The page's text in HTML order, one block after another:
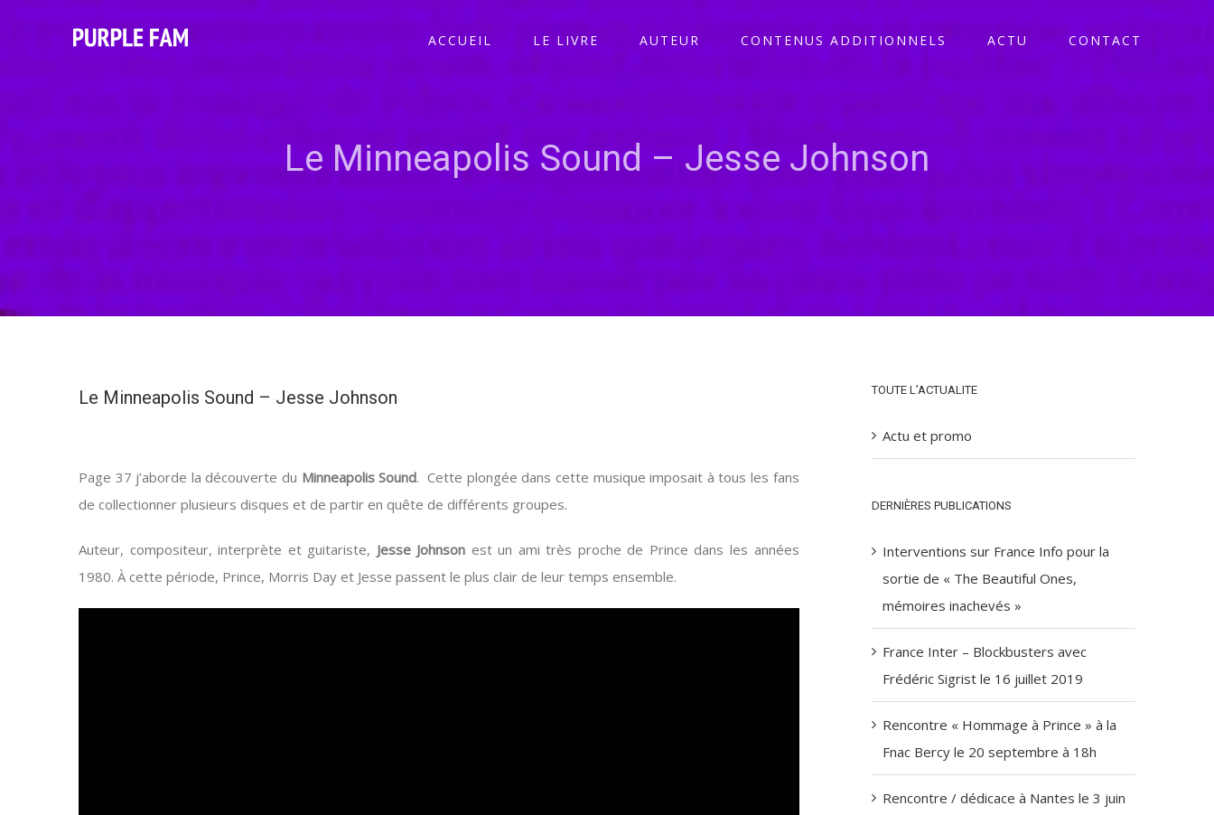
ACCUEIL LE LIVRE AUTEUR CONTENUS ADDITIONNELS ACTU CONTACT
Le Minneapolis Sound – Jesse Johnson
Le Minneapolis Sound – Jesse Johnson
Larger
Image
Page 37 j’aborde la découverte du Minneapolis Sound. Cette plongée dans cette musique imposait à tous les fans
de collectionner plusieurs disques et de partir en quête de différents groupes.
Auteur, compositeur, interprète et guitariste, Jesse Johnson est un ami très proche de Prince dans les années
1980. À cette période, Prince, Morris Day et Jesse passent le plus clair de leur temps ensemble.
TOUTE L’ACTUALITE
Actu et promo
DERNIÈRES PUBLICATIONS
Interventions sur France Info pour la
sortie de « The Beautiful Ones,
mémoires inachevés »
France Inter – Blockbusters avec
Frédéric Sigrist le 16 juillet 2019
Rencontre « Hommage à Prince » à la
Fnac Bercy le 20 septembre à 18h
Rencontre / dédicace à Nantes le 3 juin